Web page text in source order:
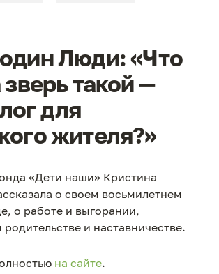
Люди: «Что
зверь такой —
для
жителя?»
«Дети наши» Кристина
о своем восьмилетнем
о работе и выгорании,
и наставничестве.
на сайте.